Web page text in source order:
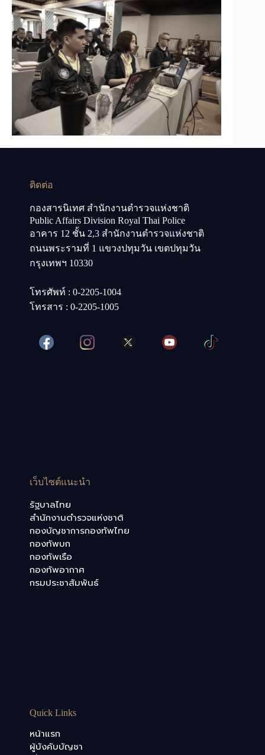
ติดต่อ
กองสารนิเทศ สำนักงานตำรวจแห่งชาติ
Public Affairs Division Royal Thai Police
อาคาร 12 ชั้น 2,3 สำนักงานตำรวจแห่งชาติ
ถนนพระรามที่ 1 แขวงปทุมวัน เขตปทุมวัน
กรุงเทพฯ 10330
โทรศัพท์ : 0-2205-1004
โทรสาร : 0-2205-1005
เว็บไซต์แนะนำ
รัฐบาลไทย
สำนักงานตำรวจแห่งชาติ
กองบัญชาการกองทัพไทย
กองทัพบก
กองทัพเรือ
กองทัพอากาศ
กรมประชาสัมพันธ์
Quick Links
หน้าแรก
ผู้บังคับบัญชา